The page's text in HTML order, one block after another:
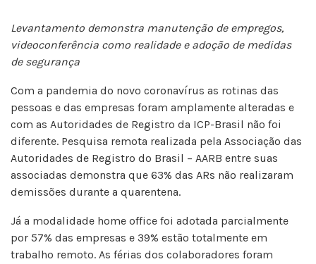
Levantamento demonstra manutenção de empregos,
videoconferência como realidade e adoção de medidas
de segurança
Com a pandemia do novo coronavírus as rotinas das
pessoas e das empresas foram amplamente alteradas e
com as Autoridades de Registro da ICP-Brasil não foi
diferente. Pesquisa remota realizada pela Associação das
Autoridades de Registro do Brasil – AARB entre suas
associadas demonstra que 63% das ARs não realizaram
demissões durante a quarentena.
Já a modalidade home office foi adotada parcialmente
por 57% das empresas e 39% estão totalmente em
trabalho remoto. As férias dos colaboradores foram